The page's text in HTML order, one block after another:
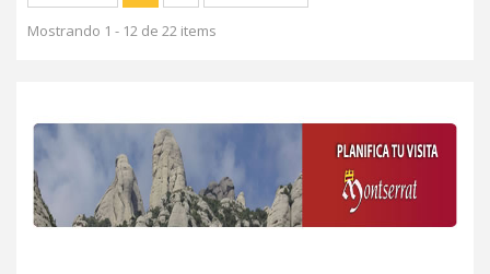
Mostrando 1 - 12 de 22 items